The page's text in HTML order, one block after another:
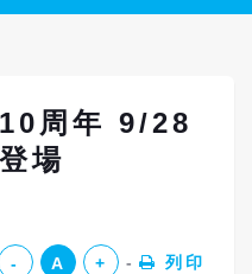
周年 9/28
場
- A + 列印